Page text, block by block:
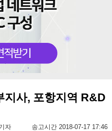
지사, 포항지역 R&D
자 송고시간 2018-07-17 17:46